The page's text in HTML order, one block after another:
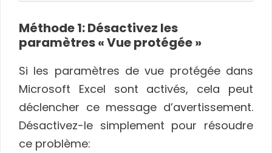
Méthode 1: Désactivez les
paramètres « Vue protégée »
Si les paramètres de vue protégée dans
Microsoft Excel sont activés, cela peut
déclencher ce message d’avertissement.
Désactivez-le simplement pour résoudre
ce problème: